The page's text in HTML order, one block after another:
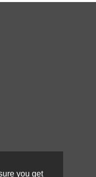
you get